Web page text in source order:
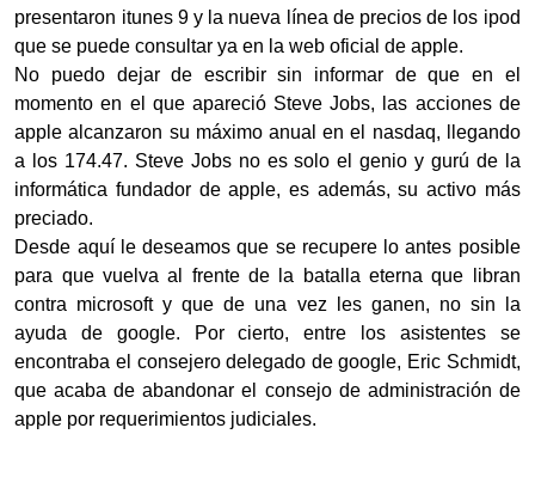
presentaron itunes 9 y la nueva línea de precios de los ipod
que se puede consultar ya en la web oficial de apple.
No puedo dejar de escribir sin informar de que en el
momento en el que apareció Steve Jobs, las acciones de
apple alcanzaron su máximo anual en el nasdaq, llegando
a los 174.47. Steve Jobs no es solo el genio y gurú de la
informática fundador de apple, es además, su activo más
preciado.
Desde aquí le deseamos que se recupere lo antes posible
para que vuelva al frente de la batalla eterna que libran
contra microsoft y que de una vez les ganen, no sin la
ayuda de google. Por cierto, entre los asistentes se
encontraba el consejero delegado de google, Eric Schmidt,
que acaba de abandonar el consejo de administración de
apple por requerimientos judiciales.